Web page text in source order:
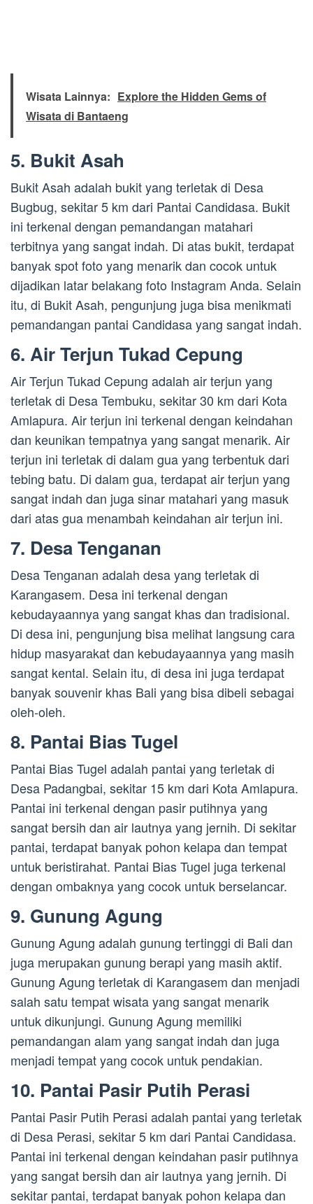
Wisata Lainnya: Explore the Hidden Gems of
Wisata di Bantaeng
5. Bukit Asah
Bukit Asah adalah bukit yang terletak di Desa
Bugbug, sekitar 5 km dari Pantai Candidasa. Bukit
ini terkenal dengan pemandangan matahari
terbitnya yang sangat indah. Di atas bukit, terdapat
banyak spot foto yang menarik dan cocok untuk
dijadikan latar belakang foto Instagram Anda. Selain
itu, di Bukit Asah, pengunjung juga bisa menikmati
pemandangan pantai Candidasa yang sangat indah.
6. Air Terjun Tukad Cepung
Air Terjun Tukad Cepung adalah air terjun yang
terletak di Desa Tembuku, sekitar 30 km dari Kota
Amlapura. Air terjun ini terkenal dengan keindahan
dan keunikan tempatnya yang sangat menarik. Air
terjun ini terletak di dalam gua yang terbentuk dari
tebing batu. Di dalam gua, terdapat air terjun yang
sangat indah dan juga sinar matahari yang masuk
dari atas gua menambah keindahan air terjun ini.
7. Desa Tenganan
Desa Tenganan adalah desa yang terletak di
Karangasem. Desa ini terkenal dengan
kebudayaannya yang sangat khas dan tradisional.
Di desa ini, pengunjung bisa melihat langsung cara
hidup masyarakat dan kebudayaannya yang masih
sangat kental. Selain itu, di desa ini juga terdapat
banyak souvenir khas Bali yang bisa dibeli sebagai
oleh-oleh.
8. Pantai Bias Tugel
Pantai Bias Tugel adalah pantai yang terletak di
Desa Padangbai, sekitar 15 km dari Kota Amlapura.
Pantai ini terkenal dengan pasir putihnya yang
sangat bersih dan air lautnya yang jernih. Di sekitar
pantai, terdapat banyak pohon kelapa dan tempat
untuk beristirahat. Pantai Bias Tugel juga terkenal
dengan ombaknya yang cocok untuk berselancar.
9. Gunung Agung
Gunung Agung adalah gunung tertinggi di Bali dan
juga merupakan gunung berapi yang masih aktif.
Gunung Agung terletak di Karangasem dan menjadi
salah satu tempat wisata yang sangat menarik
untuk dikunjungi. Gunung Agung memiliki
pemandangan alam yang sangat indah dan juga
menjadi tempat yang cocok untuk pendakian.
10. Pantai Pasir Putih Perasi
Pantai Pasir Putih Perasi adalah pantai yang terletak
di Desa Perasi, sekitar 5 km dari Pantai Candidasa.
Pantai ini terkenal dengan keindahan pasir putihnya
yang sangat bersih dan air lautnya yang jernih. Di
sekitar pantai, terdapat banyak pohon kelapa dan